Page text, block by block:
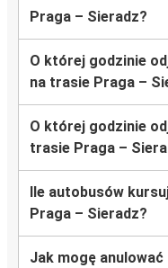
Praga – Sieradz?
O której godzinie
na trasie Praga –
O której godzinie
trasie Praga –
Ile autobusów
Praga – Sieradz?
Jak mogę